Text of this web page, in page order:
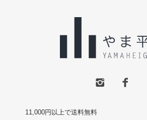
11,000円以上で送料無料